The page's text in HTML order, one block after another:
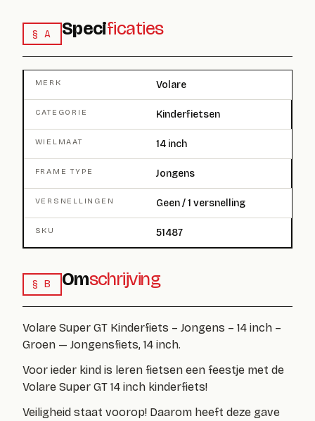
§ A Specificaties
MERK Volare
CATEGORIE Kinderfietsen
WIELMAAT 14 inch
FRAME TYPE Jongens
VERSNELLINGEN Geen / 1 versnelling
SKU 51487
§ B Omschrijving
Volare Super GT Kinderfiets – Jongens – 14 inch –
Groen — Jongensfiets, 14 inch.
Voor ieder kind is leren fietsen een feestje met de
Volare Super GT 14 inch kinderfiets!
Veiligheid staat voorop! Daarom heeft deze gave